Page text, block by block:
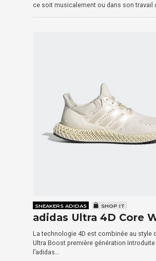
ce soit musicalement ou dans son travail
SNEAKERS ADIDAS SHOP IT
adidas Ultra 4D Core
La technologie 4D est combinée au style
Ultra Boost première génération Introduite
l’adidas…